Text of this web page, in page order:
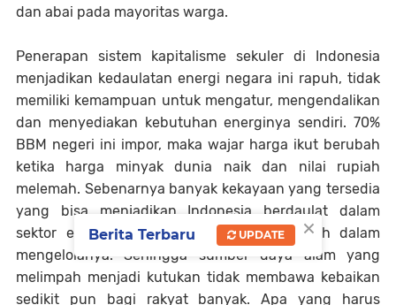
dan abai pada mayoritas warga.
Penerapan sistem kapitalisme sekuler di Indonesia
menjadikan kedaulatan energi negara ini rapuh, tidak
memiliki kemampuan untuk mengatur, mengendalikan
dan menyediakan kebutuhan energinya sendiri. 70%
BBM negeri ini impor, maka wajar harga ikut berubah
ketika harga minyak dunia naik dan nilai rupiah
melemah. Sebenarnya banyak kekayaan yang tersedia
yang bisa menjadikan Indonesia berdaulat dalam
sektor energi. Hanya saja pemerintah salah dalam
mengelolanya. Sehingga sumber daya alam yang
melimpah menjadi kutukan tidak membawa kebaikan
sedikit pun bagi rakyat banyak. Apa yang harus
×
Berita Terbaru UPDATE